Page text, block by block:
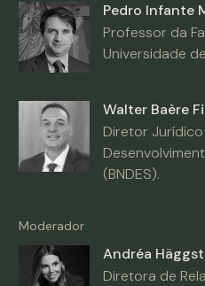
Pedro Infante
Professor da
Universidade
Walter Baère
Diretor
(BNDES).
Moderador
Andréa
Diretora de